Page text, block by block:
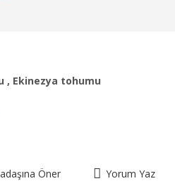
, Ekinezya tohumu
Öner Yorum Yaz